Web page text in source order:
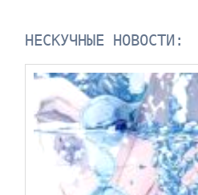
НЕСКУЧНЫЕ НОВОСТИ: